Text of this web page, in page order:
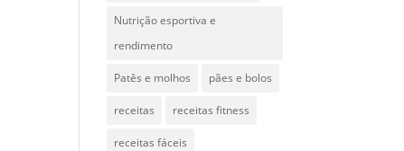
Nutrição esportiva e
rendimento
Patês e molhos pães e bolos
receitas receitas fitness
receitas fáceis